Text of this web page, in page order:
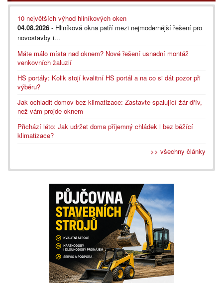
10 největších výhod hliníkových oken
04.08.2026 - Hliníková okna patří mezi nejmodernější řešení pro
novostavby i...
Máte málo místa nad oknem? Nové řešení usnadní montáž
venkovních žaluzií
HS portály: Kolik stojí kvalitní HS portál a na co si dát pozor při
výběru?
Jak ochladit domov bez klimatizace: Zastavte spalující žár dřív,
než vám projde oknem
Přichází léto: Jak udržet doma příjemný chládek i bez běžící
klimatizace?
>> všechny články